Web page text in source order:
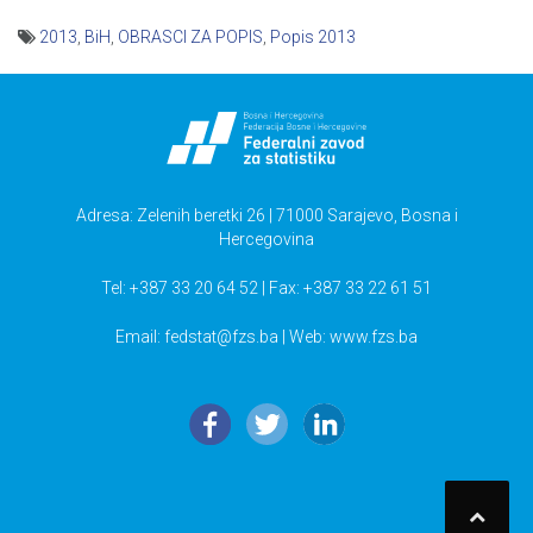
2013 BiH OBRASCI ZA POPIS Popis 2013
Adresa: Zelenih beretki 26 | 71000 Sarajevo, Bosna i
Hercegovina
Tel: +387 33 20 64 52 | Fax: +387 33 22 61 51
Email: fedstat@fzs.ba | Web: www.fzs.ba